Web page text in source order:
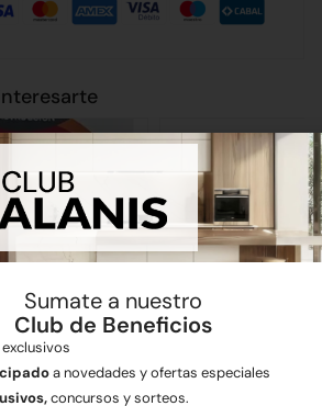
Sumate a nuestro
Club de Beneficios
a novedades y ofertas especiales
concursos y sorteos.